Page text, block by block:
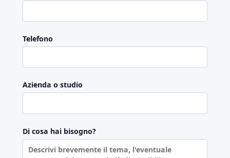
Telefono
Azienda o studio
Di cosa hai bisogno?